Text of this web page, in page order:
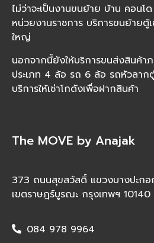
ไม่ว่าจะเป็นงานขนย้าย บ้าน คอน
หน่วยงานราชการ บริการขนย้ายตู้
ใหญ่
นอกจากนี้ยังให้บริการขนส่งสินค้า
ประเภท 4 ล้อ รถ 6 ล้อ รถหัวลาก
บริการให้เช่าโกดังเพื่อฝากสินค้า
The MOVE by Anajak
373 ถนนสุขสวัสดิ์ แขวงบางปะกอ
เขตราษฎร์บูรณะ กรุงเทพฯ 10140
084 978 9964